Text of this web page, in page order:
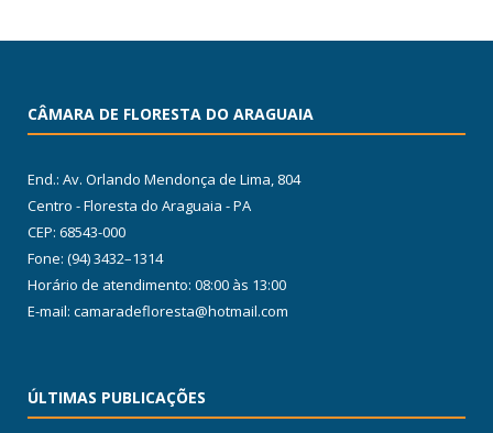
CÂMARA DE FLORESTA DO ARAGUAIA
End.: Av. Orlando Mendonça de Lima, 804
Centro - Floresta do Araguaia - PA
CEP: 68543-000
Fone: (94) 3432–1314
Horário de atendimento: 08:00 às 13:00
E-mail: camaradefloresta@hotmail.com
ÚLTIMAS PUBLICAÇÕES